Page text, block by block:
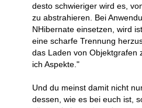
desto schwieriger wird es,
zu abstrahieren. Bei
NHibernate einsetzen, wird
eine scharfe Trennung
das Laden von Objektgrafen
ich Aspekte."
Und du meinst damit nicht
dessen, wie es bei euch ist,